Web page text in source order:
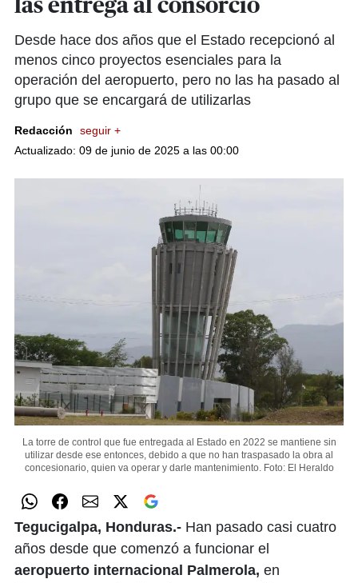
las entrega al consorcio
Desde hace dos años que el Estado recepcionó al
menos cinco proyectos esenciales para la
operación del aeropuerto, pero no las ha pasado al
grupo que se encargará de utilizarlas
Redacción
seguir +
Actualizado: 09 de junio de 2025 a las 00:00
La torre de control que fue entregada al Estado en 2022 se mantiene sin
utilizar desde ese entonces, debido a que no han traspasado la obra al
concesionario, quien va operar y darle mantenimiento. Foto: El Heraldo
Tegucigalpa, Honduras.- Han pasado casi cuatro
años desde que comenzó a funcionar el
aeropuerto internacional Palmerola, en